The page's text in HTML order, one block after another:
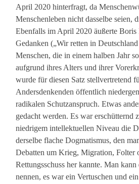
April 2020 hinterfragt, da
Menschenleben nicht dasselbe seien,
Ebenfalls im April 2020 äußerte Boris
Gedanken („Wir retten in
Menschen, die in einem halben Jahr
aufgrund ihres Alters und ihrer
wurde für diesen Satz stellvertretend
Andersdenkenden öffentlich
radikalen Schutzanspruch. Etwas
gedacht werden. Es war erschütternd
niedrigem intellektuellen Niveau die
derselbe flache Dogmatismus, den
Debatten um Krieg, Migration, Folter
Rettungsschuss her kannte. Man
nennen, es war ein Vertuschen und